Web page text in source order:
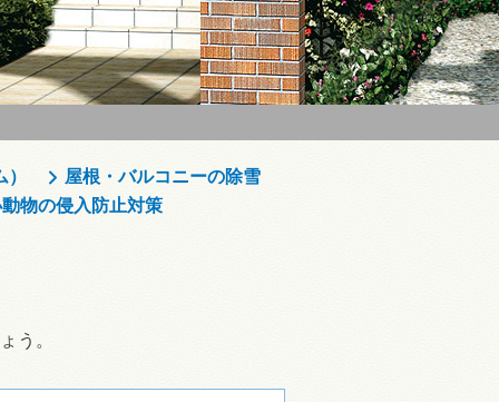
屋根・バルコニーの除雪
物の侵入防止対策
う。